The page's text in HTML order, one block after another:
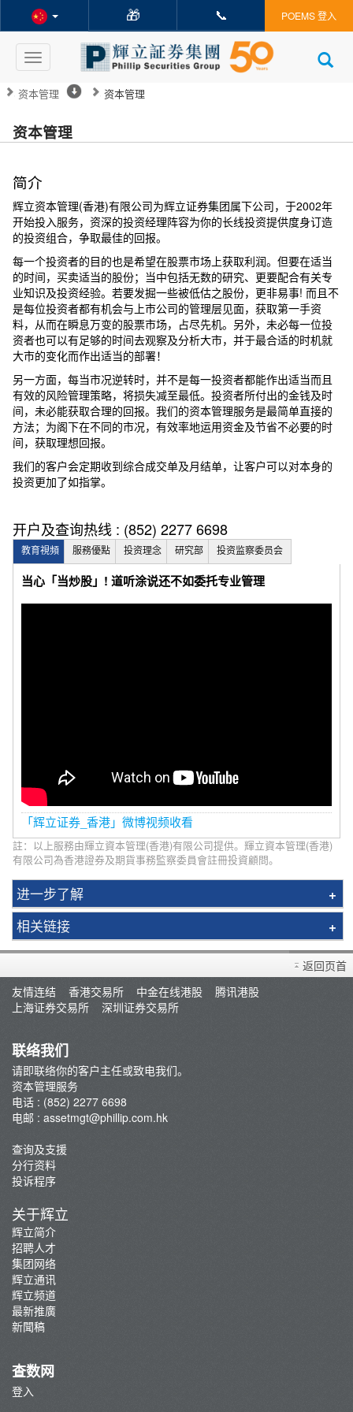
🎁 📞 POEMS 登入
Toggle
navigation
资本管理 资本管理
资本管理
简介
辉立资本管理(香港)有限公司为辉立证券集团属下公司，于2002年
开始投入服务，资深的投资经理阵容为你的长线投资提供度身订造
的投资组合，争取最佳的回报。
每一个投资者的目的也是希望在股票市场上获取利润。但要在适当
的时间，买卖适当的股份；当中包括无数的研究、更要配合有关专
业知识及投资经验。若要发掘一些被低估之股份，更非易事! 而且不
是每位投资者都有机会与上市公司的管理层见面，获取第一手资
料，从而在瞬息万变的股票市场，占尽先机。另外，未必每一位投
资者也可以有足够的时间去观察及分析大市，并于最合适的时机就
大市的变化而作出适当的部署！
另一方面，每当市况逆转时，并不是每一投资者都能作出适当而且
有效的风险管理策略，将损失减至最低。投资者所付出的金钱及时
间，未必能获取合理的回报。我们的资本管理服务是最简单直接的
方法；为阁下在不同的市况，有效率地运用资金及节省不必要的时
间，获取理想回报。
我们的客户会定期收到综合成交单及月结单，让客户可以对本身的
投资更加了如指掌。
开户及查询热线 : (852) 2277 6698
教育視頻 服務優點 投资理念 研究部 投资监察委员会
当心「当炒股」! 道听涂说还不如委托专业管理
「辉立证券_香港」微博视频收看
註：以上服務由輝立資本管理(香港)有限公司提供。輝立資本管理(香港)
有限公司為香港證券及期貨事務監察委員會註冊投資顧問。
进一步了解
基金经理
服务计划
新股指数ETF
ETF通讯
相关链接
开设户口
存款/提款/账户转账
常见问题
返回页首
友情连结
香港交易所 中金在线港股
腾讯港股
上海证券交易所
深圳证券交易所
联络我们
请即联络你的客户主任或致电我们。
资本管理服务
电话 : (852) 2277 6698
电邮 : assetmgt@phillip.com.hk
查询及支援
分行资料
投诉程序
关于辉立
辉立简介
招聘人才
集团网络
辉立通讯
辉立频道
最新推廣
新聞稿
查数网
登入